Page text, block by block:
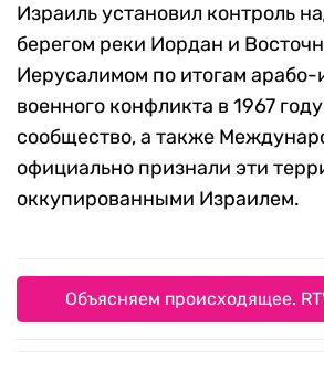
Израиль установил контроль
берегом реки Иордан и
Иерусалимом по итогам арабо-
военного конфликта в 1967
сообщество, а также
официально признали эти
оккупированными Израилем.
Объясняем происходящее.